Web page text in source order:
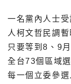
一名黨內人士
人柯文哲民調
只要等到8、9
全台73個區域
每一個立委參